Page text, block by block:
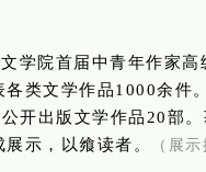
学院首届中青年作家
类文学作品1000余件
开出版文学作品20部
示，以飨读者。
（展